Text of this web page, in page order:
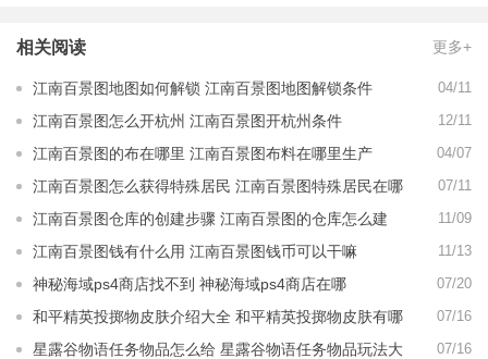
相关阅读 更多+
江南百景图地图如何解锁 江南百景图地图解锁条件 04/11
江南百景图怎么开杭州 江南百景图开杭州条件 12/11
江南百景图的布在哪里 江南百景图布料在哪里生产 04/07
江南百景图怎么获得特殊居民 江南百景图特殊居民在哪 07/11
江南百景图仓库的创建步骤 江南百景图的仓库怎么建 11/09
江南百景图钱有什么用 江南百景图钱币可以干嘛 11/13
神秘海域ps4商店找不到 神秘海域ps4商店在哪 07/20
和平精英投掷物皮肤介绍大全 和平精英投掷物皮肤有哪
些
07/16
星露谷物语任务物品怎么给 星露谷物语任务物品玩法大
07/16